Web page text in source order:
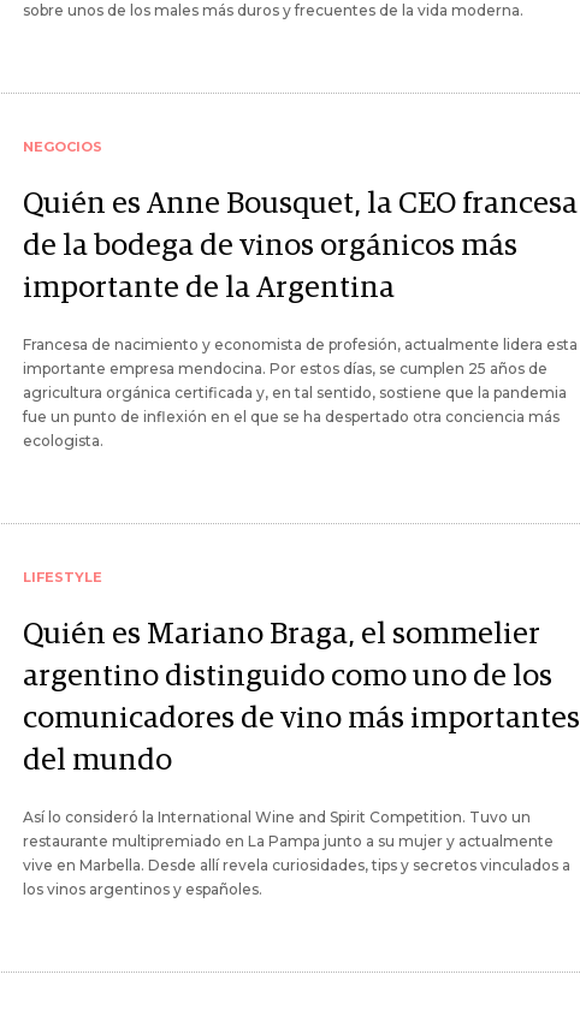
sobre unos de los males más duros y frecuentes de la vida moderna.
NEGOCIOS
Quién es Anne Bousquet, la CEO francesa
de la bodega de vinos orgánicos más
importante de la Argentina
Francesa de nacimiento y economista de profesión, actualmente lidera esta
importante empresa mendocina. Por estos días, se cumplen 25 años de
agricultura orgánica certificada y, en tal sentido, sostiene que la pandemia
fue un punto de inflexión en el que se ha despertado otra conciencia más
ecologista.
LIFESTYLE
Quién es Mariano Braga, el sommelier
argentino distinguido como uno de los
comunicadores de vino más importantes
del mundo
Así lo consideró la International Wine and Spirit Competition. Tuvo un
restaurante multipremiado en La Pampa junto a su mujer y actualmente
vive en Marbella. Desde allí revela curiosidades, tips y secretos vinculados a
los vinos argentinos y españoles.